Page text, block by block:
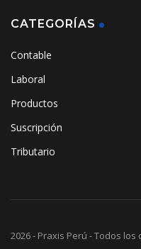
CATEGORÍAS
Contable
Laboral
Productos
Suscripción
Tributario
2026 - Praxis Perú - Todos